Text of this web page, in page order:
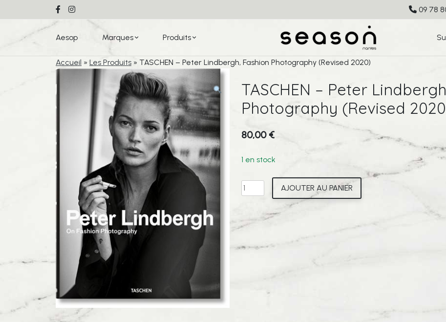
09 78
Aesop Marques Produits
Accueil » Les Produits » TASCHEN – Peter Lindbergh, Fashion Photography (Revised 2020)
TASCHEN – Peter
Photography (Revised
80,00 €
1 en stock
quantité
de
-
Lindbergh,
AJOUTER AU PANIER